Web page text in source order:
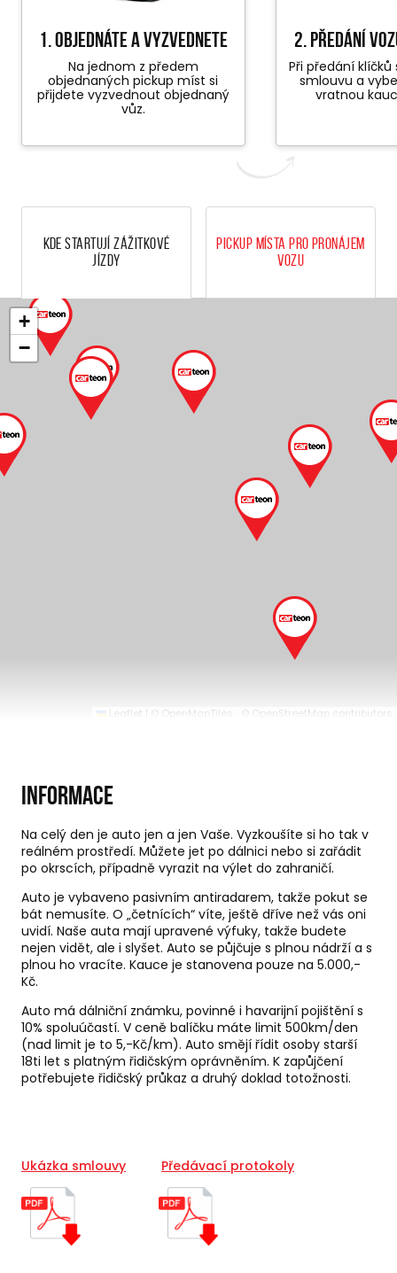
1. objednáte a vyzvednete
Na jednom z předem
objednaných pickup míst si
přijdete vyzvednout objednaný
vůz.
2. předání
Při předání
smlouvu a
vratnou
Kde startují zážitkové
jízdy
Pickup místa pro pronájem
vozu
+
−
Leaflet | © OpenMapTiles © OpenStreetMap contributors
Informace
Na celý den je auto jen a jen Vaše. Vyzkoušíte si ho tak v
reálném prostředí. Můžete jet po dálnici nebo si zařádit
po okrscích, případně vyrazit na výlet do zahraničí.
Auto je vybaveno pasivním antiradarem, takže pokut se
bát nemusíte. O „četnících“ víte, ještě dříve než vás oni
uvidí. Naše auta mají upravené výfuky, takže budete
nejen vidět, ale i slyšet. Auto se půjčuje s plnou nádrží a s
plnou ho vracíte. Kauce je stanovena pouze na 5.000,-
Kč.
Auto má dálniční známku, povinné i havarijní pojištění s
10% spoluúčastí. V ceně balíčku máte limit 500km/den
(nad limit je to 5,-Kč/km). Auto smějí řídit osoby starší
18ti let s platným řidičským oprávněním. K zapůjčení
potřebujete řidičský průkaz a druhý doklad totožnosti.
Ukázka smlouvy Předávací protokoly